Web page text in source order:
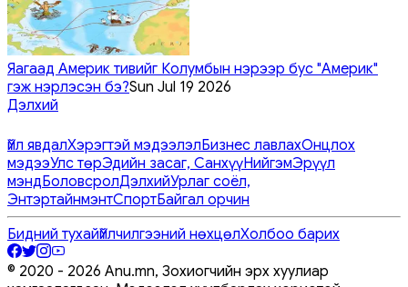
Яагаад Америк тивийг Колумбын нэрээр бус "Америк"
гэж нэрлэсэн бэ?Sun Jul 19 2026
Дэлхий
Үйл явдалХэрэгтэй мэдээлэлБизнес лавлахОнцлох
мэдээУлс төрЭдийн засаг, СанхүүНийгэмЭрүүл
мэндБоловсролДэлхийУрлаг соёл,
ЭнтэртайнмэнтСпортБайгал орчин
Бидний тухайҮйлчилгээний нөхцөлХолбоо барих
© 2020 - 2026 Anu.mn, Зохиогчийн эрх хуулиар